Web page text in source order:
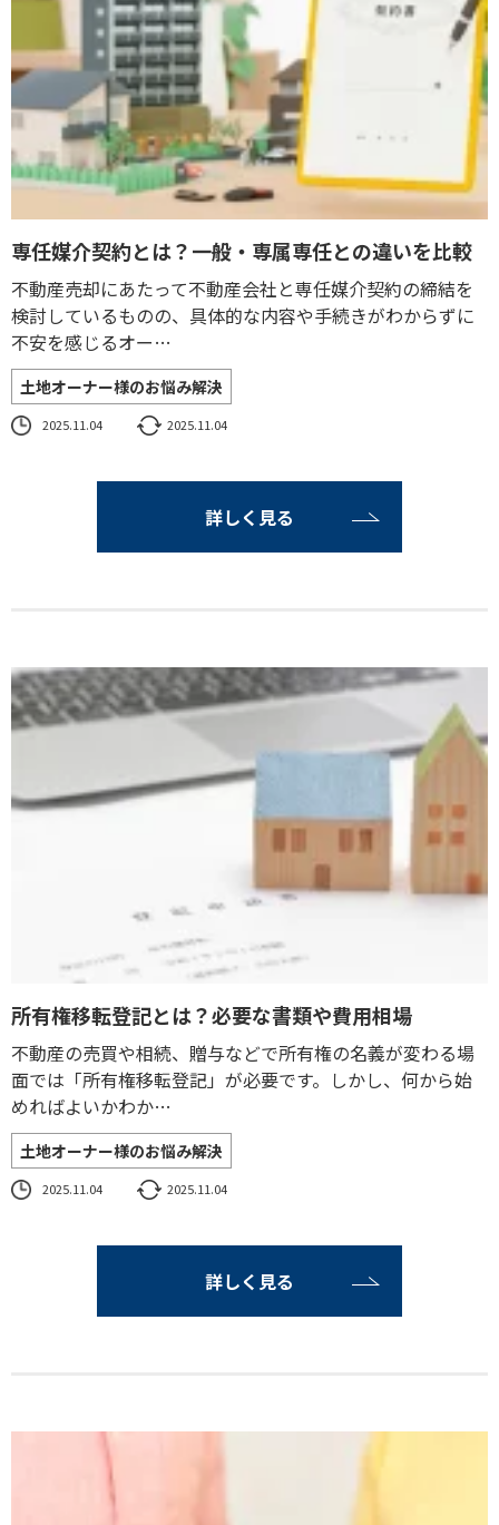
専任媒介契約とは？一般・専属専任との違いを比較
不動産売却にあたって不動産会社と専任媒介契約の締結を
検討しているものの、具体的な内容や手続きがわからずに
不安を感じるオー…
土地オーナー様のお悩み解決
2025.11.04 2025.11.04
詳しく見る
所有権移転登記とは？必要な書類や費用相場
不動産の売買や相続、贈与などで所有権の名義が変わる場
面では「所有権移転登記」が必要です。しかし、何から始
めればよいかわか…
土地オーナー様のお悩み解決
2025.11.04 2025.11.04
詳しく見る